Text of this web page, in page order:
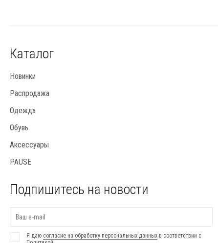
Каталог
Новинки
Распродажа
Одежда
Обувь
Аксессуары
PAUSE
Подпишитесь на новости
Я даю согласие на обработку персональных данных в соответствии с